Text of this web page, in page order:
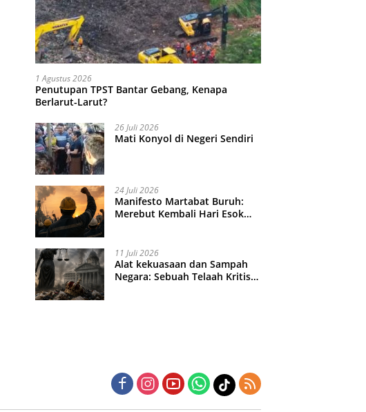
1 Agustus 2026
Penutupan TPST Bantar Gebang, Kenapa
Berlarut-Larut?
26 Juli 2026
Mati Konyol di Negeri Sendiri
24 Juli 2026
Manifesto Martabat Buruh:
Merebut Kembali Hari Esok
11 Juli 2026
Alat kekuasaan dan Sampah
Negara: Sebuah Telaah Kritis